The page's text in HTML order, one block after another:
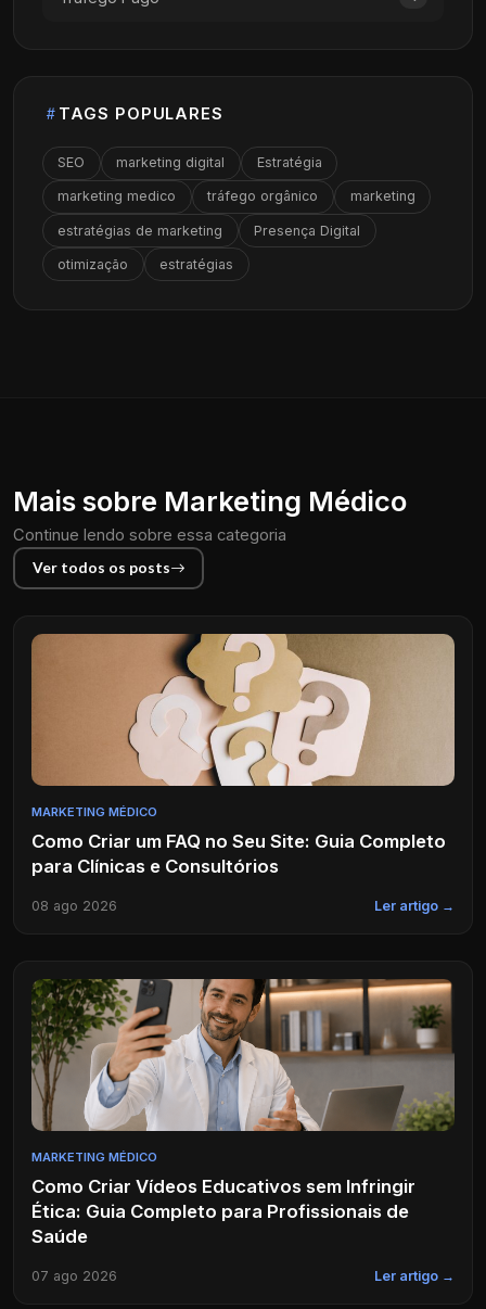
TAGS POPULARES
SEO marketing digital Estratégia
marketing medico tráfego orgânico marketing
estratégias de marketing Presença Digital
otimização estratégias
Mais sobre Marketing Médico
Continue lendo sobre essa categoria
Ver todos os posts
MARKETING MÉDICO
Como Criar um FAQ no Seu Site: Guia Completo
para Clínicas e Consultórios
08 ago 2026 Ler artigo →
MARKETING MÉDICO
Como Criar Vídeos Educativos sem Infringir
Ética: Guia Completo para Profissionais de
Saúde
07 ago 2026 Ler artigo →